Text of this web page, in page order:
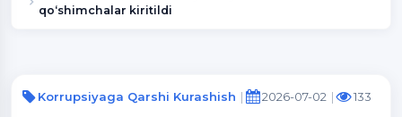
qo‘shimchalar kiritildi
Korrupsiyaga Qarshi Kurashish 2026-07-02 133